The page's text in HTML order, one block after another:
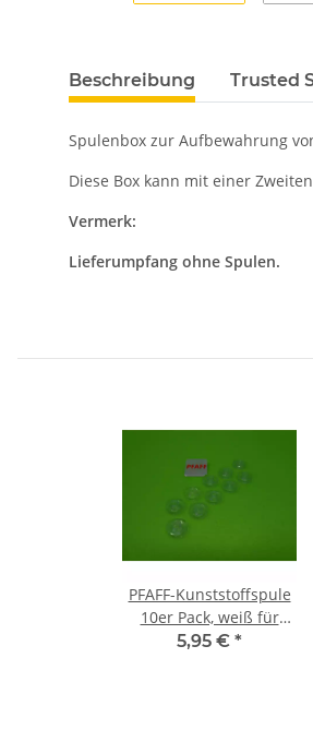
Beschreibung Trusted
Spulenbox zur Aufbewahrung
Diese Box kann mit einer
Vermerk:
Lieferumpfang ohne Spulen.
PFAFF-Kunststoffspule
10er Pack, weiß für
Umlaufgreifer
5,95 € *